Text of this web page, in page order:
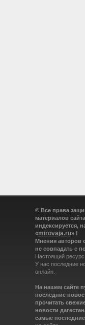
© Все права
материалов
индексируется,
«mirovaja.ru» !
Мнения авторов
не совпадать с
Настоящий
У нас последние
онлайн.
На нашем сайте
последние
прочитать
новости
самые